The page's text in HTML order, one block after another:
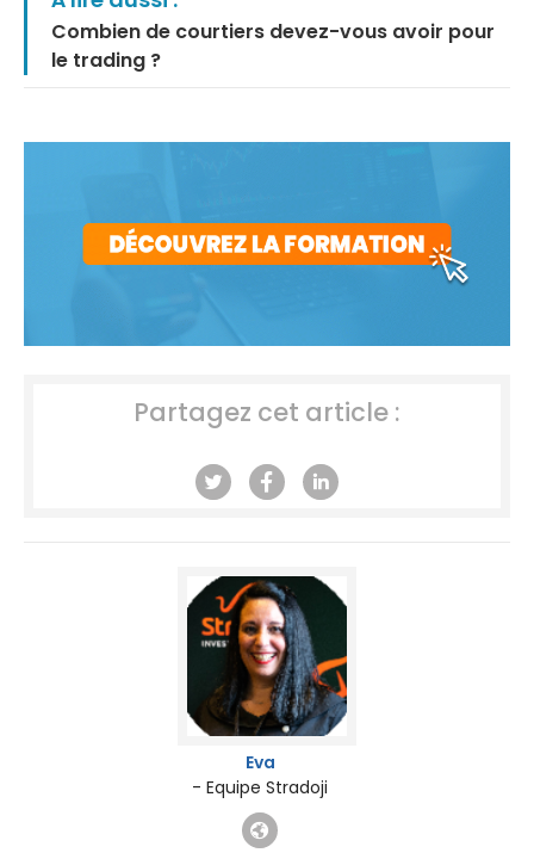
Combien de courtiers devez-vous avoir pour
le trading ?
Partagez cet article :
Eva
- Equipe Stradoji